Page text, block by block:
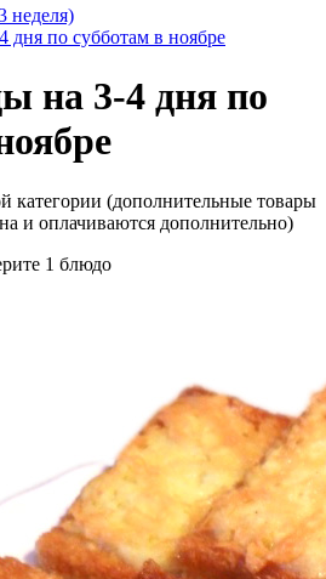
неделя)
дня по субботам в ноябре
на 3-4 дня по
категории (дополнительные товары
и оплачиваются дополнительно)
1 блюдо